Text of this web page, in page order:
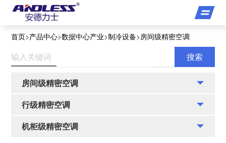
首页>产品中心>数据中心产业>制冷设备>房间级精密空调
房间级精密空调
行级精密空调
机柜级精密空调